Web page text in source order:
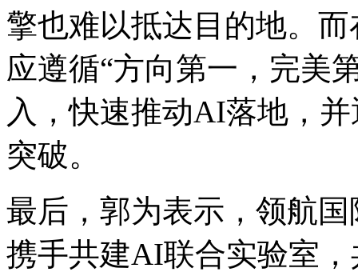
擎也难以抵达目的地。而
应遵循“方向第一，完美
入，快速推动AI落地
突破。
最后，郭为表示，
携手共建AI联合实验室